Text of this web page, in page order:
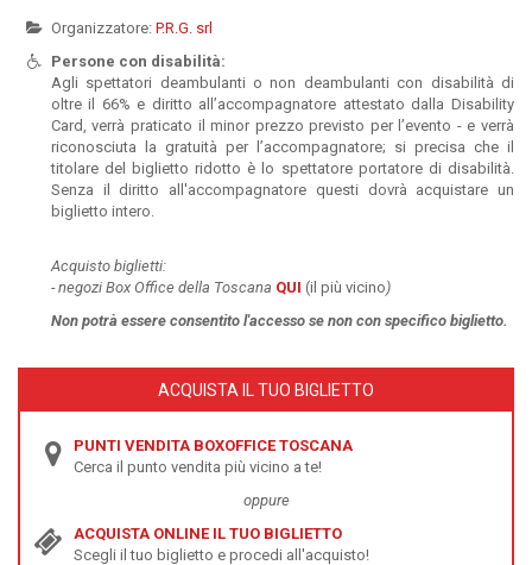
Organizzatore: P.R.G. srl
Persone con disabilità:
Agli spettatori deambulanti o non deambulanti con disabilità di
oltre il 66% e diritto all’accompagnatore attestato dalla Disability
Card, verrà praticato il minor prezzo previsto per l’evento - e verrà
riconosciuta la gratuità per l’accompagnatore; si precisa che il
titolare del biglietto ridotto è lo spettatore portatore di disabilità.
Senza il diritto all'accompagnatore questi dovrà acquistare un
biglietto intero.
Acquisto biglietti:
-negozi Box Office della Toscana QUI (il più vicino)
Non potrà essere consentito l'accesso se non con specifico biglietto.
ACQUISTA IL TUO BIGLIETTO
PUNTI VENDITA BOXOFFICE TOSCANA
Cerca il punto vendita più vicino a te!
oppure
ACQUISTA ONLINE IL TUO BIGLIETTO
Scegli il tuo biglietto e procedi all'acquisto!